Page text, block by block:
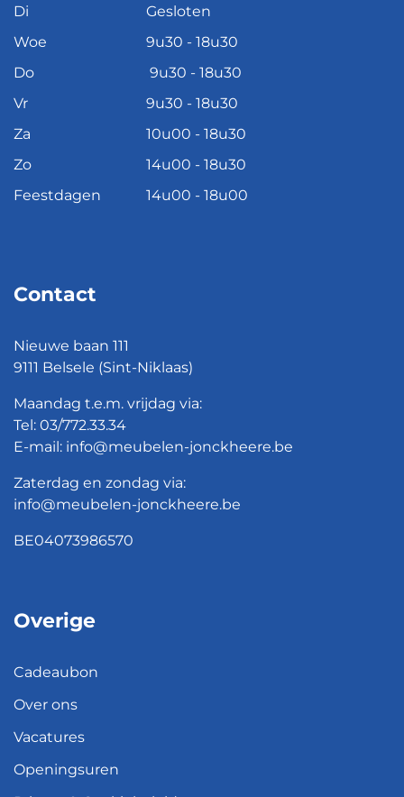
Di
Gesloten
Woe
9u30 - 18u30
Do
9u30 - 18u30
Vr
9u30 - 18u30
Za
10u00 - 18u30
Zo
14u00 - 18u30
Feestdagen
14u00 - 18u00
Contact
Nieuwe baan 111
9111 Belsele (Sint-Niklaas)
Maandag t.e.m. vrijdag via:
Tel: 03/772.33.34
E-mail: info@meubelen-jonckheere.be
Zaterdag en zondag via:
info@meubelen-jonckheere.be
BE04073986570
Overige
Cadeaubon
Over ons
Vacatures
Openingsuren